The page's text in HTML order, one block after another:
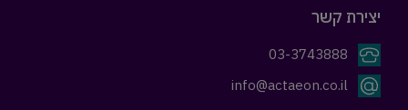
יצירת קשר
03-3743888
info@actaeon.co.il